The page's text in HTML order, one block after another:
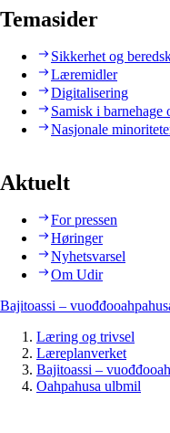
Temasider
Sikkerhet og
Læremidler
Digitalisering
Samisk i barnehage
Nasjonale
Aktuelt
For pressen
Høringer
Nyhetsvarsel
Om Udir
Bajitoassi –
Læring og trivsel
Læreplanverket
Bajitoassi –
Oahpahusa ulbmil